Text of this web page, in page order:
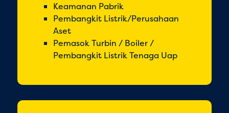
Keamanan Pabrik
Pembangkit Listrik/Perusahaan
Aset
Pemasok Turbin / Boiler /
Pembangkit Listrik Tenaga Uap